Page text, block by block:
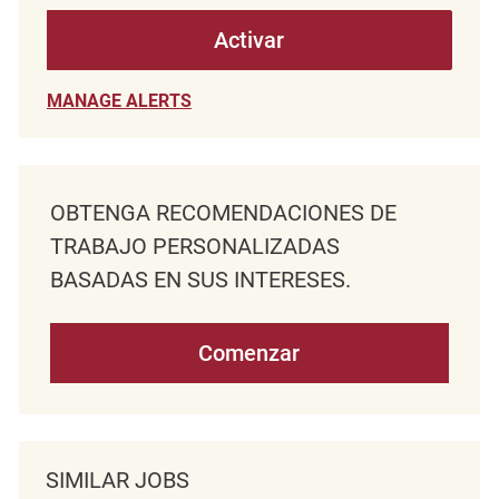
Activar
MANAGE ALERTS
OBTENGA RECOMENDACIONES DE
TRABAJO PERSONALIZADAS
BASADAS EN SUS INTERESES.
Comenzar
SIMILAR JOBS